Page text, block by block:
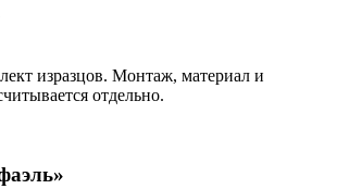
изразцов. Монтаж, материал и
отдельно.